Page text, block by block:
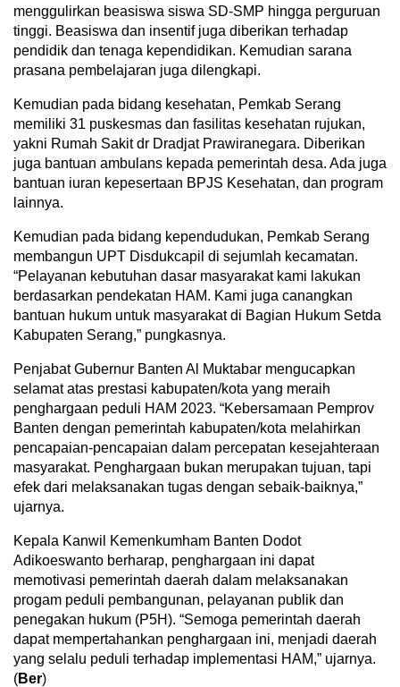
menggulirkan beasiswa siswa SD-SMP hingga perguruan
tinggi. Beasiswa dan insentif juga diberikan terhadap
pendidik dan tenaga kependidikan. Kemudian sarana
prasana pembelajaran juga dilengkapi.
Kemudian pada bidang kesehatan, Pemkab Serang
memiliki 31 puskesmas dan fasilitas kesehatan rujukan,
yakni Rumah Sakit dr Dradjat Prawiranegara. Diberikan
juga bantuan ambulans kepada pemerintah desa. Ada juga
bantuan iuran kepesertaan BPJS Kesehatan, dan program
lainnya.
Kemudian pada bidang kependudukan, Pemkab Serang
membangun UPT Disdukcapil di sejumlah kecamatan.
“Pelayanan kebutuhan dasar masyarakat kami lakukan
berdasarkan pendekatan HAM. Kami juga canangkan
bantuan hukum untuk masyarakat di Bagian Hukum Setda
Kabupaten Serang,” pungkasnya.
Penjabat Gubernur Banten Al Muktabar mengucapkan
selamat atas prestasi kabupaten/kota yang meraih
penghargaan peduli HAM 2023. “Kebersamaan Pemprov
Banten dengan pemerintah kabupaten/kota melahirkan
pencapaian-pencapaian dalam percepatan kesejahteraan
masyarakat. Penghargaan bukan merupakan tujuan, tapi
efek dari melaksanakan tugas dengan sebaik-baiknya,”
ujarnya.
Kepala Kanwil Kemenkumham Banten Dodot
Adikoeswanto berharap, penghargaan ini dapat
memotivasi pemerintah daerah dalam melaksanakan
progam peduli pembangunan, pelayanan publik dan
penegakan hukum (P5H). “Semoga pemerintah daerah
dapat mempertahankan penghargaan ini, menjadi daerah
yang selalu peduli terhadap implementasi HAM,” ujarnya.
(Ber)